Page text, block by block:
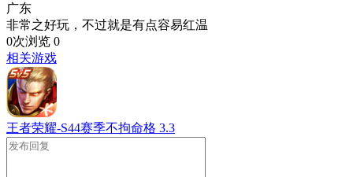
广东
非常之好玩，不过就是有点容易红温
0次浏览 0
相关游戏
王者荣耀-S44赛季不拘命格 3.3